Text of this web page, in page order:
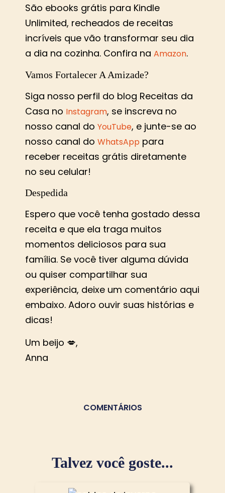
São ebooks grátis para Kindle
Unlimited, recheados de receitas
incríveis que vão transformar seu dia
a dia na cozinha. Confira na Amazon.
Vamos Fortalecer A Amizade?
Siga nosso perfil do blog Receitas da
Casa no Instagram, se inscreva no
nosso canal do YouTube, e junte-se ao
nosso canal do WhatsApp para
receber receitas grátis diretamente
no seu celular!
Despedida
Espero que você tenha gostado dessa
receita e que ela traga muitos
momentos deliciosos para sua
família. Se você tiver alguma dúvida
ou quiser compartilhar sua
experiência, deixe um comentário aqui
embaixo. Adoro ouvir suas histórias e
dicas!
Um beijo 💋,
Anna
COMENTÁRIOS
Talvez você goste...